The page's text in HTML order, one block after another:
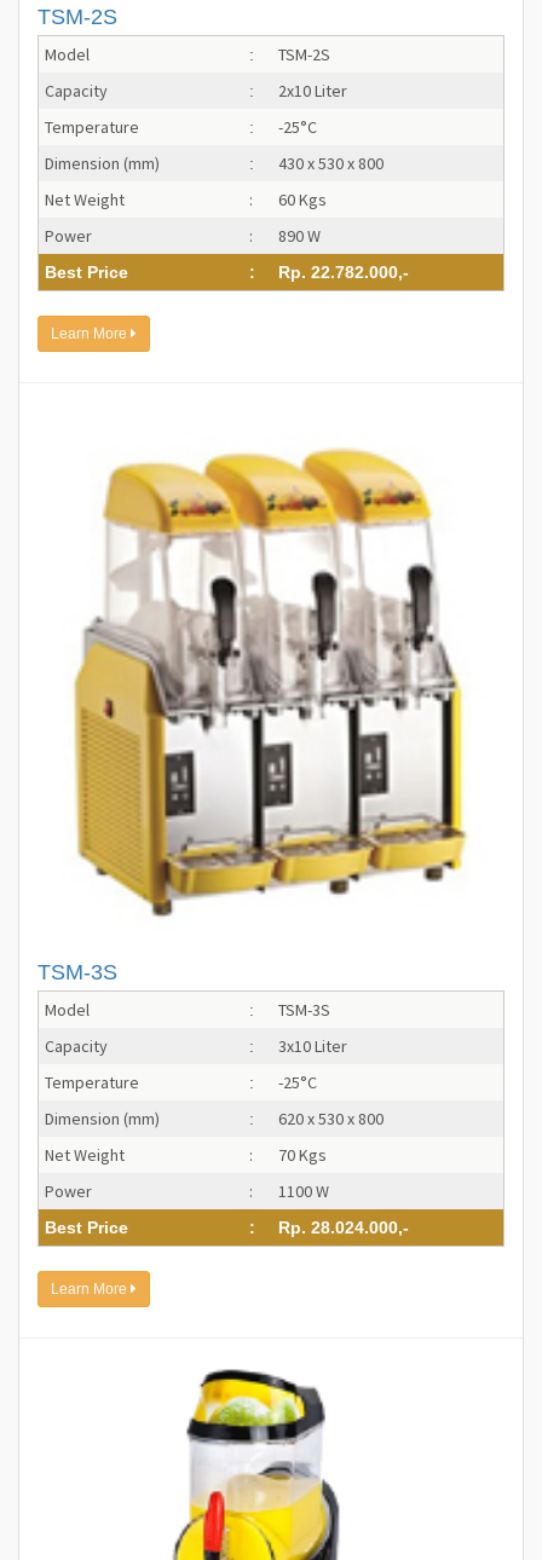
TSM-2S
Model :
TSM-2S
Capacity
:
2x10 Liter
Temperature
:
-25°C
Dimension (mm)
:
430 x 530 x 800
Net Weight
:
60 Kgs
Power
: 890 W
Best Price : Rp. 22.782.000,-
Learn More
TSM-3S
Model :
TSM-3S
Capacity
:
3x10 Liter
Temperature
:
-25°C
Dimension (mm)
:
620 x 530 x 800
Net Weight
:
70 Kgs
Power
: 1100 W
Best Price : Rp. 28.024.000,-
Learn More